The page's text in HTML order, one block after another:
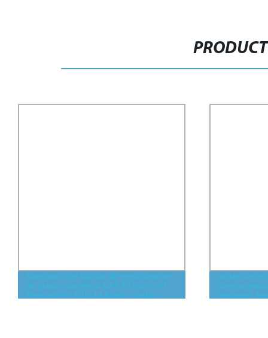
Suministro de fábrica de emulsionante
de grado cosmético CAS 67762-27-0
Pureza 99% C16-18 Alcohol cetílico
Jarras de
pureza
desgaste,